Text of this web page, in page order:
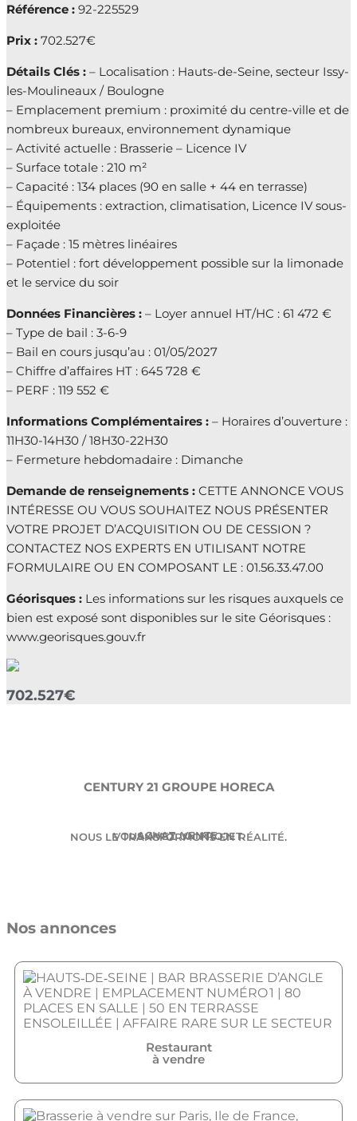
Référence : 92-225529
Prix : 702.527€
Détails Clés : – Localisation : Hauts-de-Seine, secteur Issy-
les-Moulineaux / Boulogne
– Emplacement premium : proximité du centre-ville et de
nombreux bureaux, environnement dynamique
– Activité actuelle : Brasserie – Licence IV
– Surface totale : 210 m²
– Capacité : 134 places (90 en salle + 44 en terrasse)
– Équipements : extraction, climatisation, Licence IV sous-
exploitée
– Façade : 15 mètres linéaires
– Potentiel : fort développement possible sur la limonade
et le service du soir
Données Financières : – Loyer annuel HT/HC : 61 472 €
– Type de bail : 3-6-9
– Bail en cours jusqu’au : 01/05/2027
– Chiffre d’affaires HT : 645 728 €
– PERF : 119 552 €
Informations Complémentaires : – Horaires d’ouverture :
11H30-14H30 / 18H30-22H30
– Fermeture hebdomadaire : Dimanche
Demande de renseignements : CETTE ANNONCE VOUS
INTÉRESSE OU VOUS SOUHAITEZ NOUS PRÉSENTER
VOTRE PROJET D’ACQUISITION OU DE CESSION ?
CONTACTEZ NOS EXPERTS EN UTILISANT NOTRE
FORMULAIRE OU EN COMPOSANT LE : 01.56.33.47.00
Géorisques : Les informations sur les risques auxquels ce
bien est exposé sont disponibles sur le site Géorisques :
www.georisques.gouv.fr
702.527€
CENTURY 21 GROUPE HORECA
ACHAT. VENTE.
VOUS AVEZ UN PROJET.
NOUS LE TRANSFORMONS EN RÉALITÉ.
Nos annonces
Restaurant
à vendre